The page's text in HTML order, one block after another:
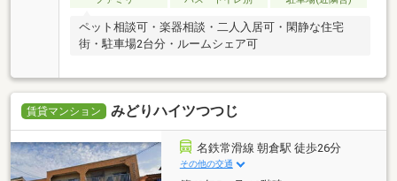
ペット相談可・楽器相談・二人入居可・閑静な住宅
街・駐車場2台分・ルームシェア可
賃貸マンション みどりハイツつつじ
名鉄常滑線 朝倉駅 徒歩26分
その他の交通